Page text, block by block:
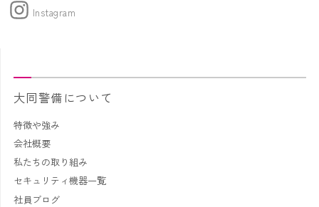
Instagram
大同警備について
特徴や強み
会社概要
私たちの取り組み
セキュリティ機器一覧
社員ブログ